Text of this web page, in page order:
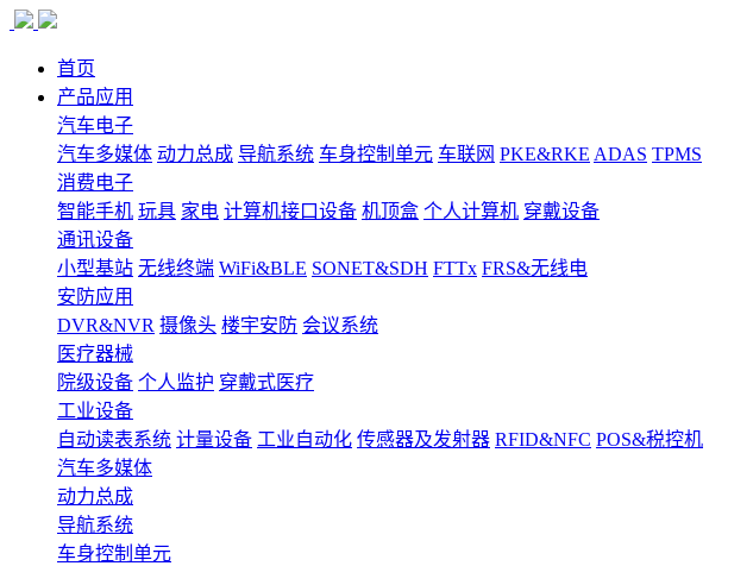
首页
产品应用
汽车电子
汽车多媒体 动力总成 导航系统 车身控制单元 车联网 PKE&RKE ADAS TPMS
消费电子
智能手机 玩具 家电 计算机接口设备 机顶盒 个人计算机 穿戴设备
通讯设备
小型基站 无线终端 WiFi&BLE SONET&SDH FTTx FRS&无线电
安防应用
DVR&NVR 摄像头 楼宇安防 会议系统
医疗器械
院级设备 个人监护 穿戴式医疗
工业设备
自动读表系统 计量设备 工业自动化 传感器及发射器 RFID&NFC POS&税控机
汽车多媒体
动力总成
导航系统
车身控制单元